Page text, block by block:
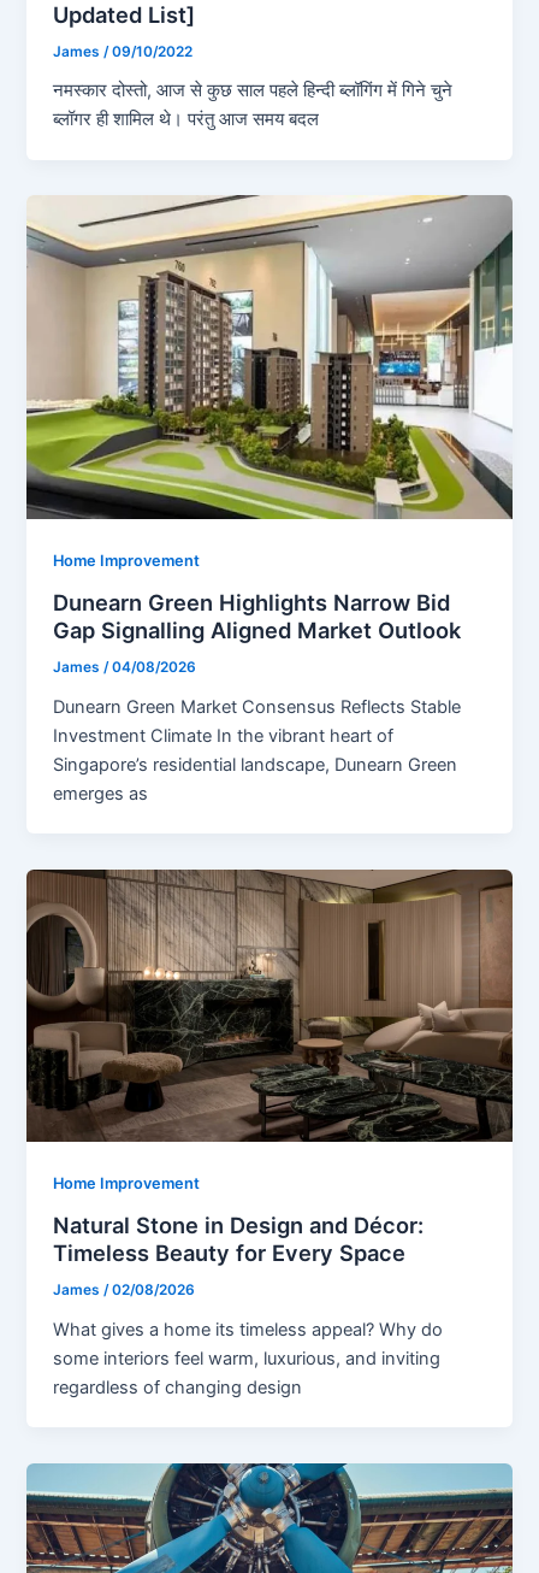
Updated List]
James /09/10/2022
नमस्कार दोस्तो, आज से कुछ साल पहले हिन्दी ब्लॉगिंग में गिने चुने
ब्लॉगर ही शामिल थे। परंतु आज समय बदल
Home Improvement
Dunearn Green Highlights Narrow Bid
Gap Signalling Aligned Market Outlook
James /04/08/2026
Dunearn Green Market Consensus Reflects Stable
Investment Climate In the vibrant heart of
Singapore’s residential landscape, Dunearn Green
emerges as
Home Improvement
Natural Stone in Design and Décor:
Timeless Beauty for Every Space
James /02/08/2026
What gives a home its timeless appeal? Why do
some interiors feel warm, luxurious, and inviting
regardless of changing design